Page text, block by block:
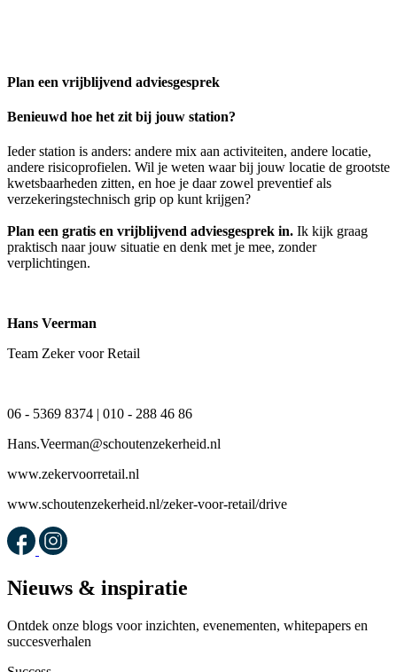
Plan een vrijblijvend adviesgesprek
Benieuwd hoe het zit bij jouw station?
Ieder station is anders: andere mix aan activiteiten, andere locatie,
andere risicoprofielen. Wil je weten waar bij jouw locatie de grootste
kwetsbaarheden zitten, en hoe je daar zowel preventief als
verzekeringstechnisch grip op kunt krijgen?
Plan een gratis en vrijblijvend adviesgesprek in. Ik kijk graag
praktisch naar jouw situatie en denk met je mee, zonder
verplichtingen.
Hans Veerman
Team Zeker voor Retail
06 - 5369 8374 | 010 - 288 46 86
Hans.Veerman@schoutenzekerheid.nl
www.zekervoorretail.nl
www.schoutenzekerheid.nl/zeker-voor-retail/drive
Nieuws & inspiratie
Ontdek onze blogs voor inzichten, evenementen, whitepapers en
succesverhalen